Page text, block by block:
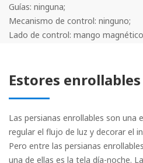
romano
Guías: ninguna;
Mecanismo de control: ninguno;
Lado de control: mango
Estores
Las persianas enrollables son una
regular el flujo de luz y decorar el
Pero entre las persianas
una de ellas es la tela día-noche.